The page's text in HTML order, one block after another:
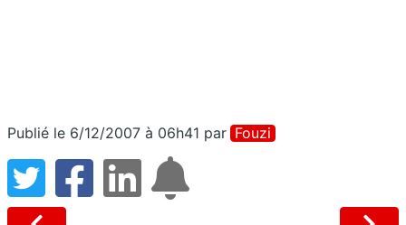
Publié le 6/12/2007 à 06h41 par Fouzi